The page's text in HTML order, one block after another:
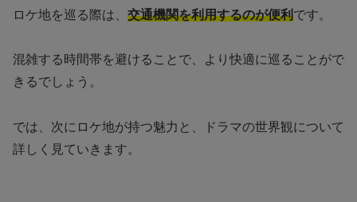
ロケ地を巡る際は、 交通機関を利用するのが便利です。
混雑する時間帯を避けることで、より快適に巡ることがで
きるでしょう。
では、次にロケ地が持つ魅力と、ドラマの世界観について
詳しく見ていきます。